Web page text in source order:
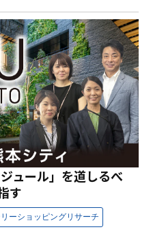
ュール」を道しるべ
す